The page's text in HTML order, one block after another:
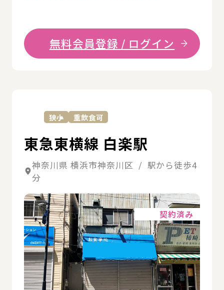
無料会員登録 / ログイン
狭小 重飲食可
東急東横線 白楽駅
神奈川県 横浜市神奈川区 / 駅から徒歩4
分
契約済み